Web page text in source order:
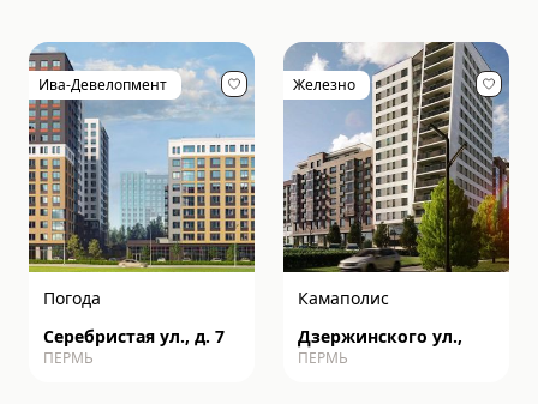
Ива-Девелопмент
Погода
Серебристая ул., д. 7
ПЕРМЬ
Железно
Камаполис
Дзержинского ул.,
ПЕРМЬ